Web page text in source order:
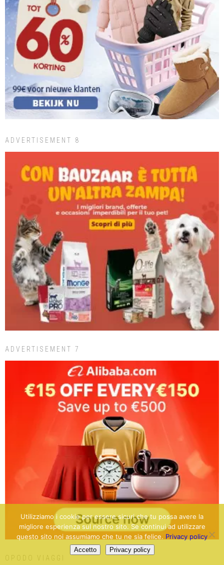
ADVERTISEMENT 8
ADVERTISEMENT 7
OPODO VIAGGI
Utilizziamo i cookie per essere sicuri che tu possa avere la
migliore esperienza sul nostro sito. Se continui ad utilizzare
questo sito noi assumiamo che tu ne sia felice. Privacy policy
Accetto Privacy policy